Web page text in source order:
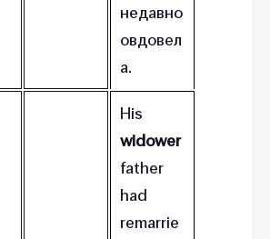
недавно
овдовел
а.
His
widower
father
had
remarrie